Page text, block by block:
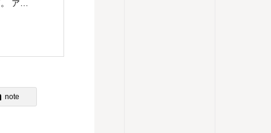
主婦であり串打ちの仕事もするアレクサンダー教師。 アレクサンダー・テクニークのレッスンを東京都目黒区にて楽しくわかりやすく、伝えていきます。 アレクサンダー・テクニークの理解につながるものはなんでもチャレンジ。ということで、現在は、歌（コーラス多め）、ダンス（soul&lock）、パントマイム（基礎）、をやっていますが、やりたいことが増えてきてます。合唱は高校のときから続けていますが、ピッチパイプを買ったのは最近です。これはハーモニカに似ていますが、吹き方によって音が下がってしまうので、ものすごく自分の使い方を試されます。 2023年9月 アレクサンダーテクニークスタジオ東京(ATST)の教師養成講座を卒業 2023年10月 STAT(英国アレクサンダー・テクニーク教師協会)認定教師の資格を取得 神奈川県立生田高等学校卒業 東京理科大学理学部応用数学科卒業 高校・大学・社会人と合唱を続け現在は楽器としての声を勉強中 1970年生まれ 1児の母
note